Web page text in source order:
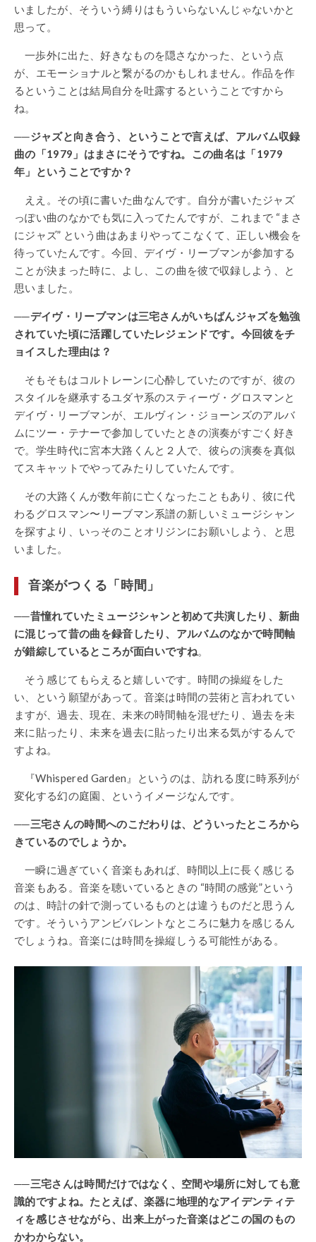
いましたが、そういう縛りはもういらないんじゃないかと
思って。
一歩外に出た、好きなものを隠さなかった、という点
が、エモーショナルと繋がるのかもしれません。作品を作
るということは結局自分を吐露するということですから
ね。
──ジャズと向き合う、ということで言えば、アルバム収録
曲の「1979」はまさにそうですね。この曲名は「1979
年」ということですか？
ええ。その頃に書いた曲なんです。自分が書いたジャズ
っぽい曲のなかでも気に入ってたんですが、これまで “まさ
にジャズ” という曲はあまりやってこなくて、正しい機会を
待っていたんです。今回、デイヴ・リーブマンが参加する
ことが決まった時に、よし、この曲を彼で収録しよう、と
思いました。
──デイヴ・リーブマンは三宅さんがいちばんジャズを勉強
されていた頃に活躍していたレジェンドです。今回彼をチ
ョイスした理由は？
そもそもはコルトレーンに心酔していたのですが、彼の
スタイルを継承するユダヤ系のスティーヴ・グロスマンと
デイヴ・リーブマンが、エルヴィン・ジョーンズのアルバ
ムにツー・テナーで参加していたときの演奏がすごく好き
で。学生時代に宮本大路くんと２人で、彼らの演奏を真似
てスキャットでやってみたりしていたんです。
その大路くんが数年前に亡くなったこともあり、彼に代
わるグロスマン〜リーブマン系譜の新しいミュージシャン
を探すより、いっそのことオリジンにお願いしよう、と思
いました。
音楽がつくる「時間」
──昔憧れていたミュージシャンと初めて共演したり、新曲
に混じって昔の曲を録音したり、アルバムのなかで時間軸
が錯綜しているところが面白いですね
そう感じてもらえると嬉しいです。時間の操縦をした
い、という願望があって。音楽は時間の芸術と言われてい
ますが、過去、現在、未来の時間軸を混ぜたり、過去を未
来に貼ったり、未来を過去に貼ったり出来る気がするんで
すよね。
『Whispered Garden』というのは、訪れる度に時系列が
変化する幻の庭園、というイメージなんです。
──三宅さんの時間へのこだわりは、どういったところから
きているのでしょうか。
一瞬に過ぎていく音楽もあれば、時間以上に長く感じる
音楽もある。音楽を聴いているときの “時間の感覚”という
のは、時計の針で測っているものとは違うものだと思うん
です。そういうアンビバレントなところに魅力を感じるん
でしょうね。音楽には時間を操縦しうる可能性がある。
──三宅さんは時間だけではなく、空間や場所に対しても意
識的ですよね。たとえば、楽器に地理的なアイデンティテ
ィを感じさせながら、出来上がった音楽はどこの国のもの
かわからない。